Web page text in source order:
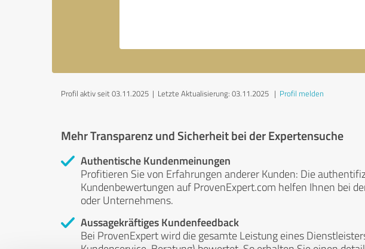
Profil aktiv seit 03.11.2025 | Letzte Aktualisierung: 03.11.2025 | Profil melden
Mehr Transparenz und Sicherheit bei der Expertensuche
Authentische Kundenmeinungen
Profitieren Sie von Erfahrungen anderer Kunden: Die
Kundenbewertungen auf ProvenExpert.com helfen Ihnen bei
oder Unternehmens.
Aussagekräftiges Kundenfeedback
Bei ProvenExpert wird die gesamte Leistung eines